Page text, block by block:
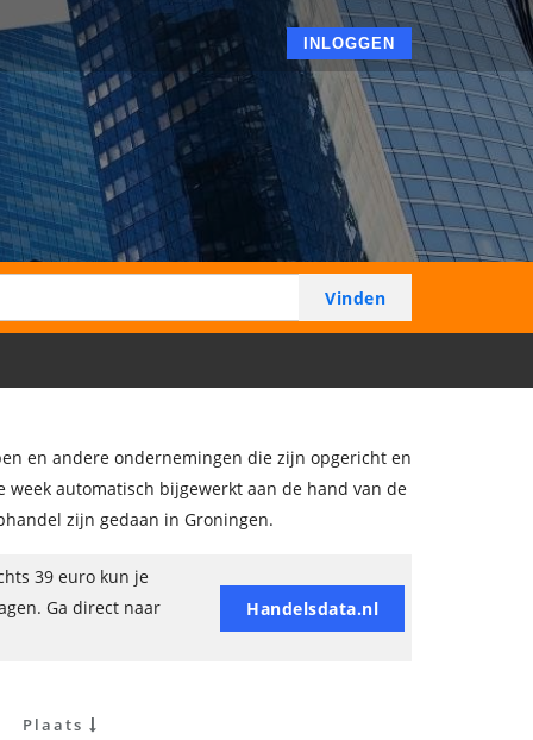
INLOGGEN
en andere ondernemingen die zijn opgericht en
automatisch bijgewerkt aan de hand van de
zijn gedaan in Groningen.
39 euro kun je
Ga direct naar
Handelsdata.nl
Plaats